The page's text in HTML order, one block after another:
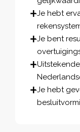
Je hebt
Je bent
Je hebt